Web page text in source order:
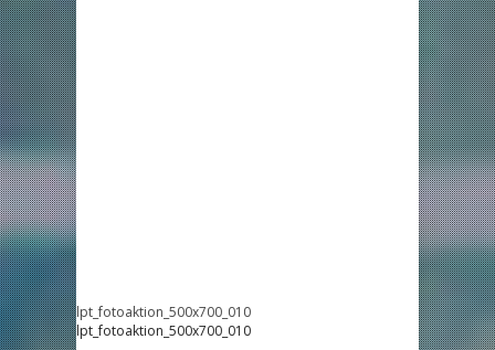
lpt_fotoaktion_500x700_010
lpt_fotoaktion_500x700_010